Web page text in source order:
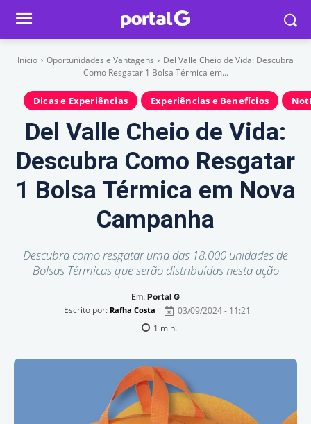
Início Oportunidades e Vantagens
Del Valle Cheio de Vida: Descubra
Como Resgatar 1 Bolsa Térmica em...
Dicas e Experiências Experiências e Benefícios
Del Valle Cheio de Vida:
Descubra Como Resgatar
1 Bolsa Térmica em Nova
Campanha
Descubra como resgatar uma das 18.000 unidades de
Bolsas Térmicas que serão distribuídas nesta ação
Em: Portal G
Escrito por: Rafha Costa
03/09/2024 - 11:21
1 min.